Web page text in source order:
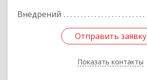
Внедрений
Отправить заявку
Показать контакты
Отправить заявку
Назад